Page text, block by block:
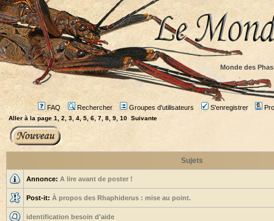
Monde des
FAQ Rechercher Groupes d'utilisateurs S'enregistrer
Aller à la page 1 2 3 4, 5 6 7 8 9 10 Suivante
Sujets
Annonce: A lire avant de poster !
Post-it: À propos des Rhaphiderus : mise au point.
identification besoin d'aide